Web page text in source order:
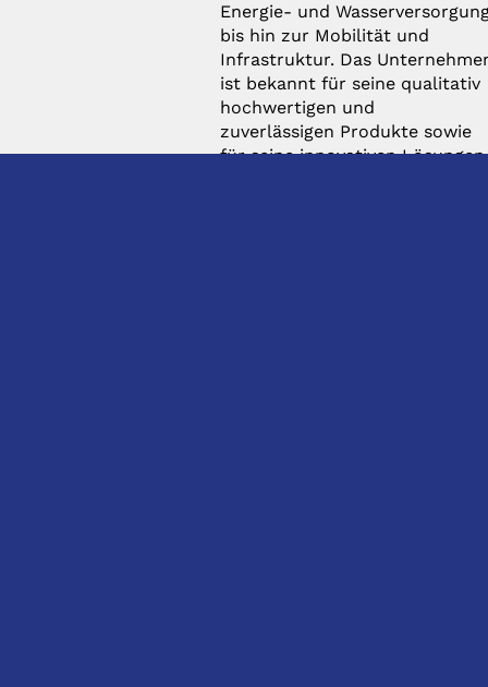
Energie- und
bis hin zur Mobilität und
Infrastruktur. Das
ist bekannt für seine qualitativ
hochwertigen und
zuverlässigen Produkte sowie
für seine innovativen